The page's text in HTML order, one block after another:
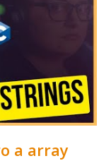
a array